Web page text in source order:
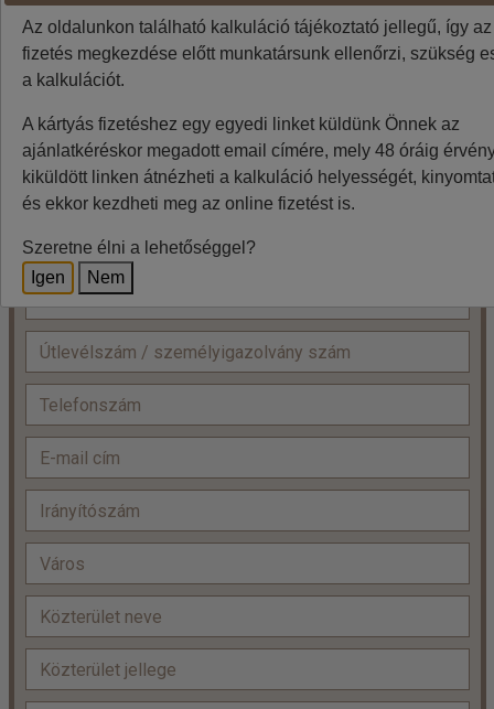
Minden utazó adatait az alábbiakban megadni
szíveskedjenek!
Ár:
+Felnőtt:
=
Az oldalunkon található kalkuláció tájékoztató jellegű, így
fizetés megkezdése előtt munkatársunk ellenőrzi, szükség
a kalkulációt.
A kártyás fizetéshez egy egyedi linket küldünk Önnek az
ajánlatkéréskor megadott email címére, mely 48 óráig
kiküldött linken átnézheti a kalkuláció helyességét,
és ekkor kezdheti meg az online fizetést is.
Szeretne élni a lehetőséggel?
Igen
Nem